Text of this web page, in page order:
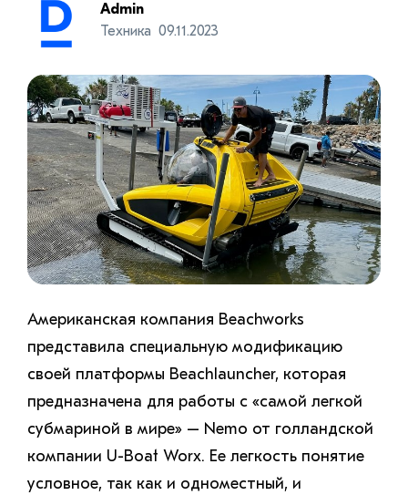
Admin
Техника 09.11.2023
Американская компания Beachworks
представила специальную модификацию
своей платформы Beachlauncher, которая
предназначена для работы с «самой легкой
субмариной в мире» – Nemo от голландской
компании U-Boat Worx. Ее легкость понятие
условное, так как и одноместный, и